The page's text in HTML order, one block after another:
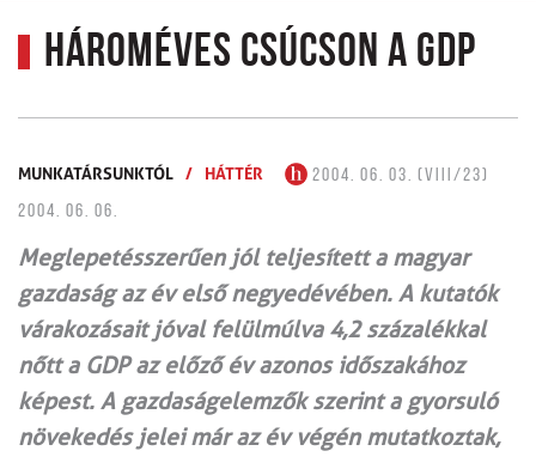
Hároméves csúcson a GDP
MUNKATÁRSUNKTÓL / HÁTTÉR
2004. 06. 03. (VIII/23)
2004. 06. 06.
Meglepetésszerűen jól teljesített a magyar
gazdaság az év első negyedévében. A kutatók
várakozásait jóval felülmúlva 4,2 százalékkal
nőtt a GDP az előző év azonos időszakához
képest. A gazdaságelemzők szerint a gyorsuló
növekedés jelei már az év végén mutatkoztak,